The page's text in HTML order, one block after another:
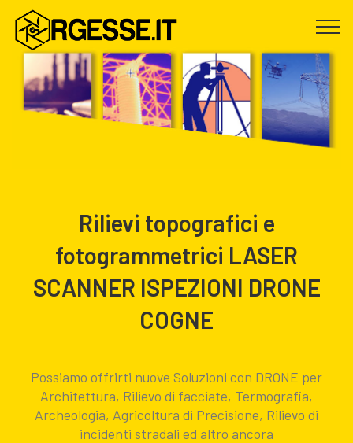
Rilievi topografici e
fotogrammetrici LASER
SCANNER ISPEZIONI DRONE
COGNE
Possiamo offrirti nuove Soluzioni con DRONE per
Architettura, Rilievo di facciate, Termografia,
Archeologia, Agricoltura di Precisione, Rilievo di
incidenti stradali ed altro ancora